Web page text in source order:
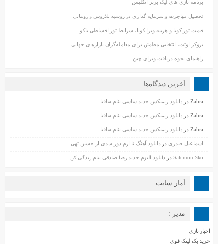
برنامه بازی های لیگ برتر انگلیس
تحصیل مهاجرت و سرمایه گذاری در روسیه بلاروس و رومانی
قیمت تور کوبا و هزینه ویزا کوبا، شرایط تور اقساطی باکو
بروکر اوتت، انتخابی مطمئن برای معامله‌گران بازارهای جهانی
راهنمای نحوه دریافت ویزای چین
آخرین دیدگاه‌ها
Zahra در دانلود ریمیکس جدید ساسی بنام ساقیا
Zahra در دانلود ریمیکس جدید ساسی بنام ساقیا
Zahra در دانلود ریمیکس جدید ساسی بنام ساقیا
اسماعیل حیدری در دانلود آهنگ تا ازم دور شدی از حسین تهی
Salomon Sko در دانلود آلبوم جدید رضا صادقی بنام زندگی کن
آمار سایت
مدیر :
اخبار بازی
خرید بک لینک قوی